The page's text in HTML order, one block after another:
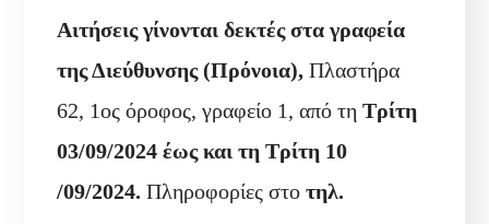
Αιτήσεις γίνονται δεκτές στα γραφεία
της Διεύθυνσης (Πρόνοια),Πλαστήρα
62, 1ος όροφος, γραφείο 1, από τηΤρίτη
03/09/2024 έως και τη Τρίτη 10
/09/2024. Πληροφορίες στοτηλ.